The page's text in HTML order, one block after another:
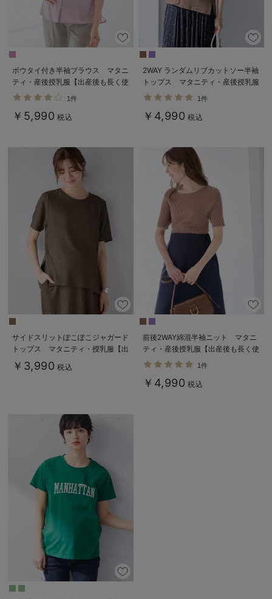
ボウタイ付き半袖ブラウス マタニ
ティ・産後授乳服【出産後も長く使
える】
1件
￥5,990 税込
2WAY ランダムリブカットソー半袖
トップス マタニティ・産後授乳服
【出産後も長く使える】
1件
￥4,990 税込
サイドスリットぽこぽこジャガード
トップス マタニティ・授乳服【出
産後も長く着られる】
￥3,990 税込
前後2WAY綿混半袖ニット マタニ
ティ・産後授乳服【出産後も長く使
える】
1件
￥4,990 税込